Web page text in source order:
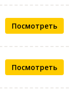
Посмотреть
Посмотреть